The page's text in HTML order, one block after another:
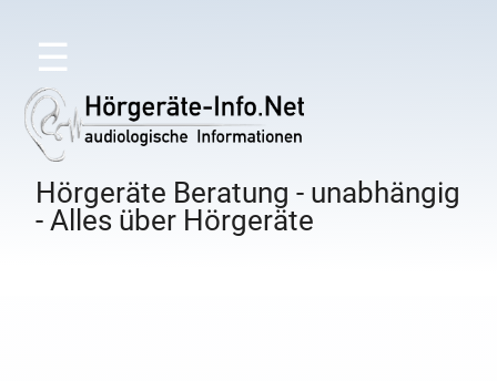
☰
Hörgeräte Beratung - unabhängig
- Alles über Hörgeräte